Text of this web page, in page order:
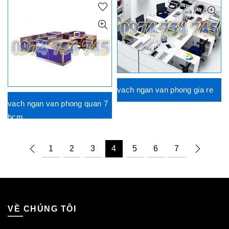
vach ngan van phong gia re
vach ngan van phong quan 7
hcm
1 2 3 4 5 6 7
VỀ CHÚNG TÔI